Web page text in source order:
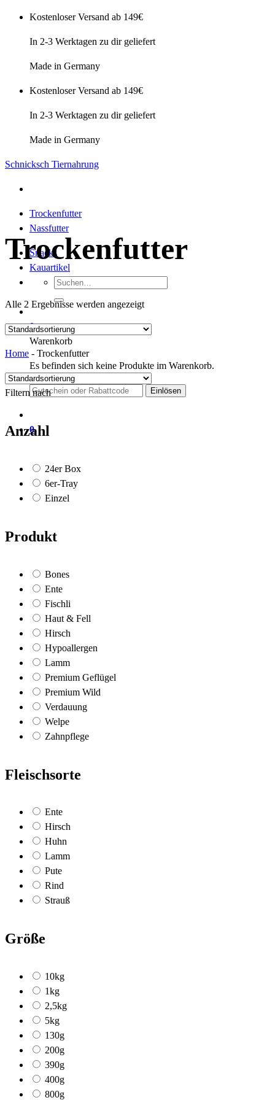
Zum
springen
Kostenloser Versand ab 149€
In 2-3 Werktagen zu dir geliefert
Made in Germany
Kostenloser Versand ab 149€
In 2-3 Werktagen zu dir geliefert
Made in Germany
Schnicksch Tiernahrung
Trockenfutter
Nassfutter
Snacks
Kauartikel
Suchen
nach:
0
Warenkorb
Es befinden sich keine Produkte im Warenkorb.
0
Trockenfutter
Alle 2 Ergebnisse werden angezeigt
Home - Trockenfutter
Filtern nach
Anzahl
24er Box
6er-Tray
Einzel
Produkt
Bones
Ente
Fischli
Haut & Fell
Hirsch
Hypoallergen
Lamm
Premium Geflügel
Premium Wild
Verdauung
Welpe
Zahnpflege
Fleischsorte
Ente
Hirsch
Huhn
Lamm
Pute
Rind
Strauß
Größe
10kg
1kg
2,5kg
5kg
130g
200g
390g
400g
800g